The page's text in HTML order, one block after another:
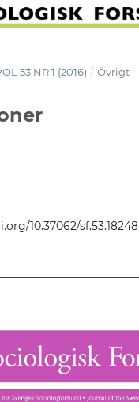
53 NR 1 (2016) / Övrigt
10.37062/sf.53.18248